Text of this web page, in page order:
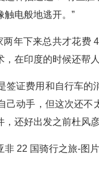
电般地逃开。”
年下来总共才花费
在印度的时候还帮人
签证费用和自行车
己动手，但这次还
还好出发之前杜风